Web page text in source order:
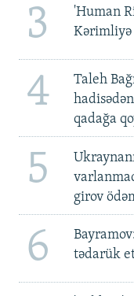
3
'Human
Kərimliyə
4
Taleh
qadağa
5
girov
6
tədarük